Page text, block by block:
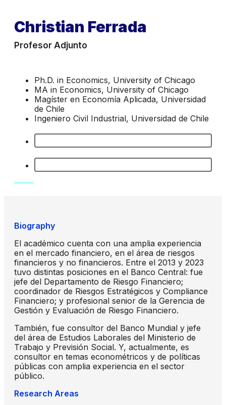
Christian Ferrada
Profesor Adjunto
Ph.D. in Economics, University of Chicago
MA in Economics, University of Chicago
Magíster en Economía Aplicada, Universidad
de Chile
Ingeniero Civil Industrial, Universidad de Chile
Biography
El académico cuenta con una amplia experiencia
en el mercado financiero, en el área de riesgos
financieros y no financieros. Entre el 2013 y 2023
tuvo distintas posiciones en el Banco Central: fue
jefe del Departamento de Riesgo Financiero;
coordinador de Riesgos Estratégicos y Compliance
Financiero; y profesional senior de la Gerencia de
Gestión y Evaluación de Riesgo Financiero.
También, fue consultor del Banco Mundial y jefe
del área de Estudios Laborales del Ministerio de
Trabajo y Previsión Social. Y, actualmente, es
consultor en temas econométricos y de políticas
públicas con amplia experiencia en el sector
público.
Research Areas